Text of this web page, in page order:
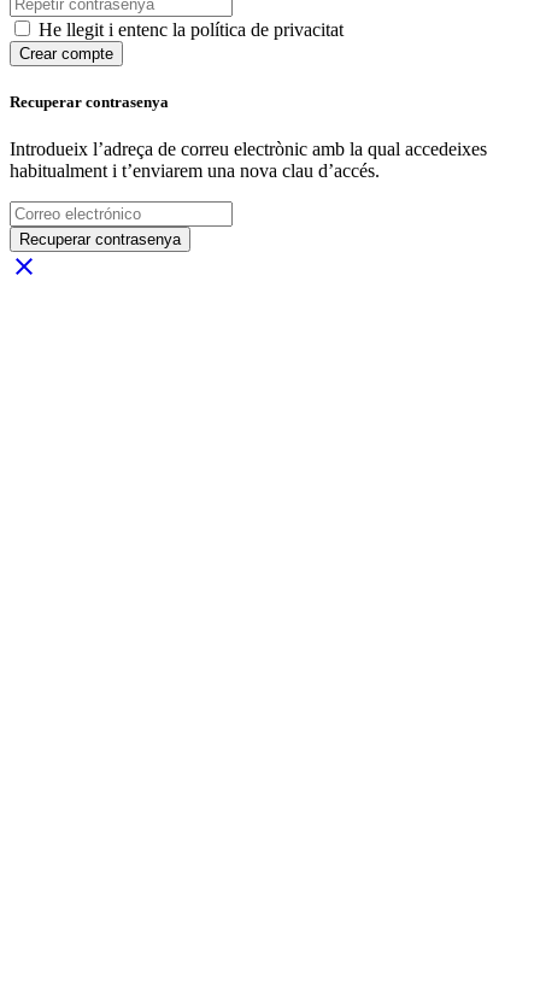
He llegit i entenc la política de privacitat
Crear compte
Recuperar contrasenya
Introdueix l’adreça de correu electrònic amb la qual accedeixes
habitualment i t’enviarem una nova clau d’accés.
Recuperar contrasenya
close